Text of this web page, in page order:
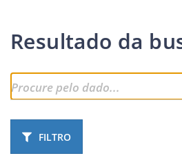
Resultado da
FILTRO